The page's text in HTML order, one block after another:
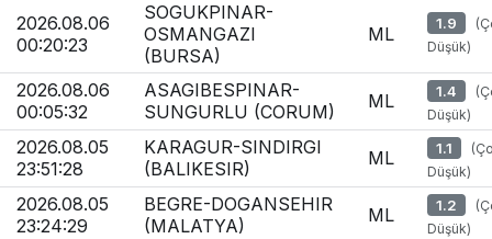
2026.08.06
00:20:23
SOGUKPINAR-
OSMANGAZI
(BURSA)
ML 1.9
Düşük)
2026.08.06
00:05:32
ASAGIBESPINAR-
SUNGURLU (CORUM)
ML 1.4
Düşük)
2026.08.05
23:51:28
KARAGUR-SINDIRGI
(BALIKESIR)
ML 1.1
Düşük)
2026.08.05
23:24:29
BEGRE-DOGANSEHIR
(MALATYA)
ML 1.2
Düşük)